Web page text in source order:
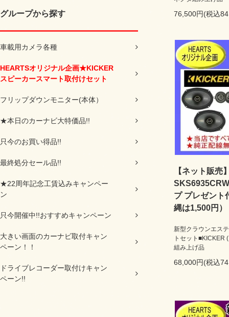
グループから探す
車載用カメラ各種
HEARTSオリジナル企画★KICKER
スピーカースマート取付けセット
フリップダウンモニター(本体）
★本日のカーナビ大特価品!!
只今のお買い得品!!
最終処分セール品!!
★22周年記念工賃込みキャンペー
ン
只今開催中!!おすすめキャンペーン
大きい画面のカーナビ取付キャン
ペーン！！
ドライブレコーダー取付けキャン
ペーン!!
76,500円(税込
【ネット販売
プ プレゼン
縄は1,500円）
新型クラウンエス
トセット■KICKER
組み上げ品
68,000円(税込